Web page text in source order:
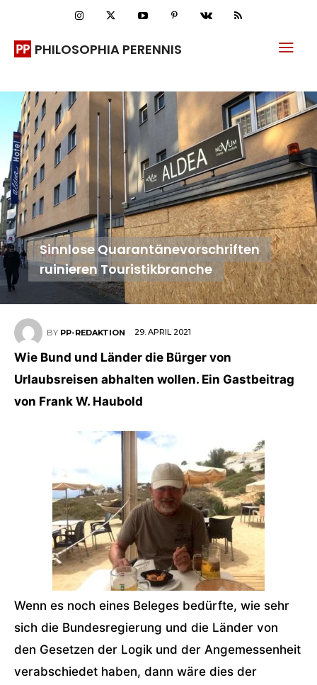
PHILOSOPHIA PERENNIS
Sinnlose Quarantänevorschriften
ruinieren Touristikbranche
BY PP-REDAKTION 29. APRIL 2021
Wie Bund und Länder die Bürger von
Urlaubsreisen abhalten wollen. Ein Gastbeitrag
von Frank W. Haubold
Wenn es noch eines Beleges bedürfte, wie sehr
sich die Bundesregierung und die Länder von
den Gesetzen der Logik und der Angemessenheit
verabschiedet haben, dann wäre dies der